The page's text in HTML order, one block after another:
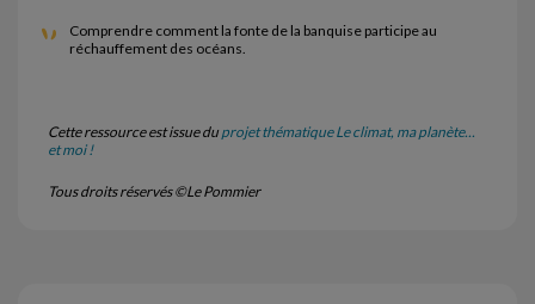
Comprendre comment la fonte de la banquise participe au
réchauffement des océans.
Cette ressource est issue du projet thématique Le climat, ma planète...
et moi !
Tous droits réservés ©Le Pommier